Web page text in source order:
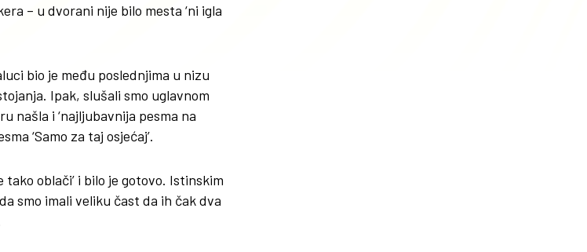
– u dvorani nije bilo mesta ‘ni igla
bio je među poslednjima u nizu
Ipak, slušali smo uglavnom
našla i ‘najljubavnija pesma na
‘Samo za taj osjećaj’.
oblači’ i bilo je gotovo. Istinskim
smo imali veliku čast da ih čak dva